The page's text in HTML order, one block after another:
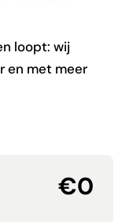
loopt: wij
en met meer
€0